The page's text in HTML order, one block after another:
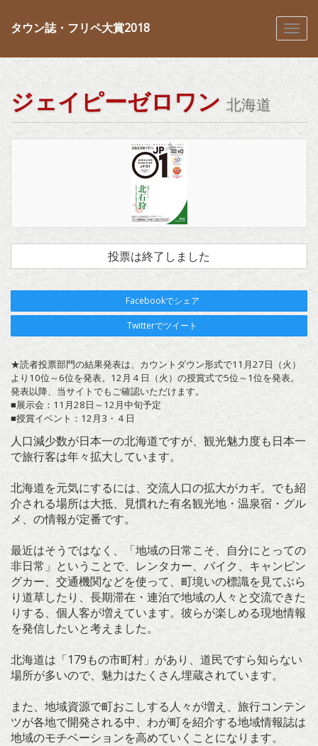
タウン誌・フリペ大賞2018
ジェイピーゼロワン 北海道
投票は終了しました
Facebookでシェア
Twitterでツイート
★読者投票部門の結果発表は、カウントダウン形式で11月27日（火）
より10位～6位を発表。12月４日（火）の授賞式で5位～1位を発表。
発表以降、当サイトでもご確認いただけます。
■展示会：11月28日～12月中旬予定
■授賞イベント：12月3・４日
人口減少数が日本一の北海道ですが、観光魅力度も日本一
で旅行客は年々拡大しています。
北海道を元気にするには、交流人口の拡大がカギ。でも紹
介される場所は大抵、見慣れた有名観光地・温泉宿・グル
メ、の情報が定番です。
最近はそうではなく、「地域の日常こそ、自分にとっての
非日常」ということで、レンタカー、バイク、キャンピン
グカー、交通機関などを使って、町境いの標識を見てぶら
り道草したり、長期滞在・連泊で地域の人々と交流できた
りする、個人客が増えています。彼らが楽しめる現地情報
を発信したいと考えました。
北海道は「179もの市町村」があり、道民ですら知らない
場所が多いので、魅力はたくさん埋蔵されています。
また、地域資源で町おこしする人々が増え、旅行コンテン
ツが各地で開発される中、わが町を紹介する地域情報誌は
地域のモチベーションを高めていくことになります。